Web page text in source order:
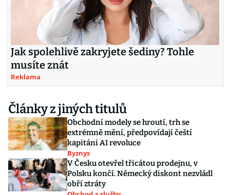
Jak spolehlivě zakryjete šediny? Tohle
musíte znát
Reklama
Články z jiných titulů
Obchodní modely se hroutí, trh se
extrémně mění, předpovídají čeští
kapitáni AI revoluce
Byznys
V Česku otevřel třicátou prodejnu, v
Polsku končí. Německý diskont nezvládl
obří ztráty